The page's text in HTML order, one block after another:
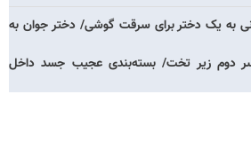
به یک دختر برای سرقت گوشی/ دختر جوان به
زیر تخت/ بسته‌بندی عجیب جسد داخل